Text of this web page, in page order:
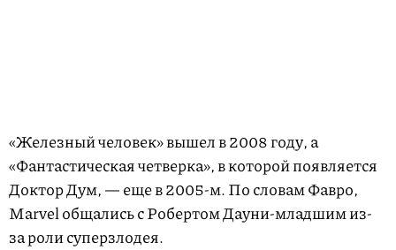
«Железный человек» вышел в 2008 году, а
«Фантастическая четверка», в которой появляется
Доктор Дум, — еще в 2005-м. По словам Фавро,
Marvel общались с Робертом Дауни-младшим из-
за роли суперзлодея.